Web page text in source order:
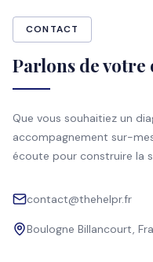
CONTACT
Parlons de
Que vous souhaitiez un
accompagnement sur-
écoute pour construire la
contact@thehelpr.fr
Boulogne Billancourt,